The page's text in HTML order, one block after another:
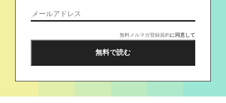
無料メルマガ登録規約に同意して